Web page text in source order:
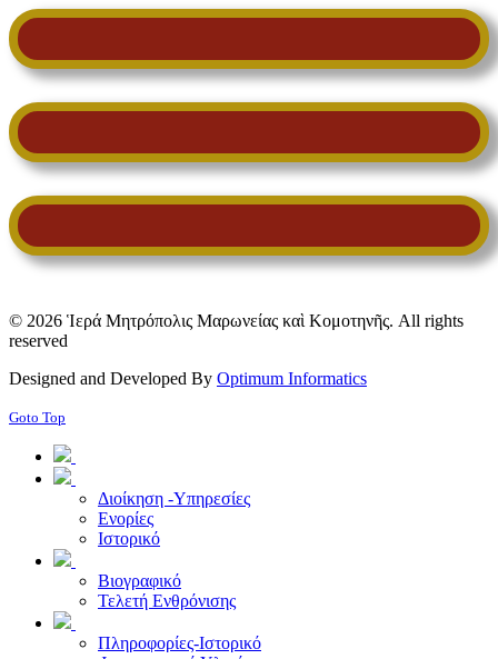
© 2026 Ἱερά Μητρόπολις Μαρωνείας καὶ Κομοτηνῆς. All rights
reserved
Designed and Developed By Optimum Informatics
Goto Top
Διοίκηση -Υπηρεσίες
Ενορίες
Ιστορικό
Βιογραφικό
Τελετή Ενθρόνισης
Πληροφορίες-Ιστορικό